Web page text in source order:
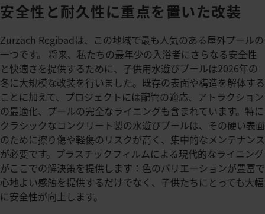
安全性と耐久性に重点を置いた改装
Zurzach Regibadは、この地域で最も人気のある屋外プールの
一つです。 将来、私たちの最年少の入浴者にさらなる安全性
と快適さを提供するために、子供用水遊びプールは2026年の
冬に大規模な改装を行いました。既存の表面や構造を解体する
ことに加えて、プロジェクトには配管の適応、アトラクション
の最適化、プールの完全なライニングも含まれています。特に
クラシックなコンクリート製の水遊びプールは、その硬い表面
のために擦り傷や軽傷のリスクが高く、集中的なメンテナンス
が必要です。プラスチックフィルムによる現代的なライニング
がここでの解決策を提供します：色のバリエーションが豊富で
心地よい感触を提供するだけでなく、子供たちにとっても大幅
に安全性が向上します。